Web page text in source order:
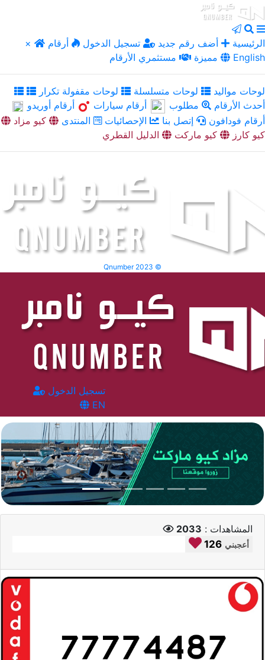
× الرئيسية أضف رقم جديد تسجيل الدخول
أرقام
مميزة
مستثمري الأرقام English
لوحات مواليد لوحات متسلسلة
لوحات مقفولة تكرار
أحدث الأرقام
مطلوب أرقام سيارات
أرقام أوريدو
أرقام فودافون
إتصل بنا الإحصائيات المنتدى
كيو مزاد
كيو كارز
كيو ماركت الدليل القطري
Qnumber 2023 ©
تسجيل الدخول
EN
المشاهدات : 2033
126 أعجبني